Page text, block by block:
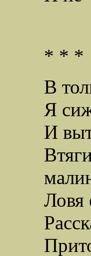
* * *
В
Я
И
Ловя